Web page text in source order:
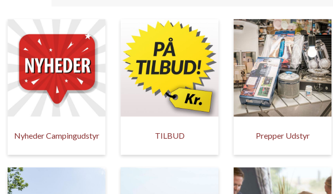
Nyheder Campingudstyr TILBUD Prepper Udstyr